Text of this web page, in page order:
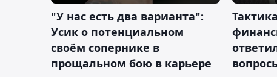
"У нас есть два варианта":
Усик о потенциальном
своём сопернике в
прощальном бою в карьере